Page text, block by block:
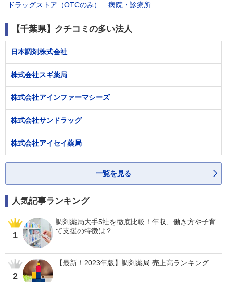
ドラッグストア（OTCのみ）
病院・診療所
【千葉県】クチコミの多い法人
日本調剤株式会社
株式会社スギ薬局
株式会社アインファーマシーズ
株式会社サンドラッグ
株式会社アイセイ薬局
一覧を見る
人気記事ランキング
1
調剤薬局大手5社を徹底比較！年収、働き方や子育
て支援の特徴は？
2
【最新！2023年版】調剤薬局 売上高ランキング